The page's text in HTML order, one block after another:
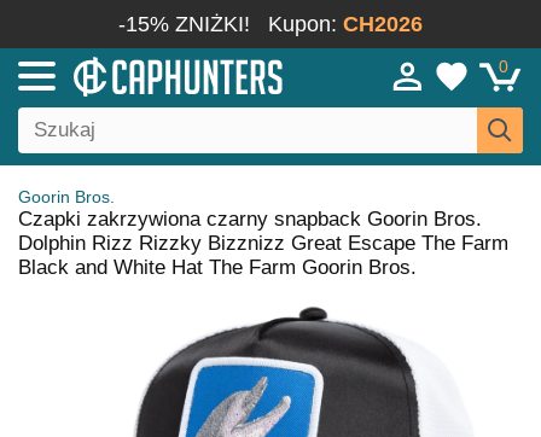
-15% ZNIŻKI! Kupon: CH2026
0
Goorin Bros.
Czapki zakrzywiona czarny snapback Goorin Bros.
Dolphin Rizz Rizzky Bizznizz Great Escape The Farm
Black and White Hat The Farm Goorin Bros.